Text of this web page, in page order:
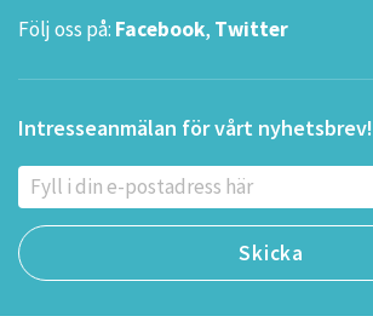
Följ oss på: Facebook, Twitter
Intresseanmälan för vårt nyhetsbrev!